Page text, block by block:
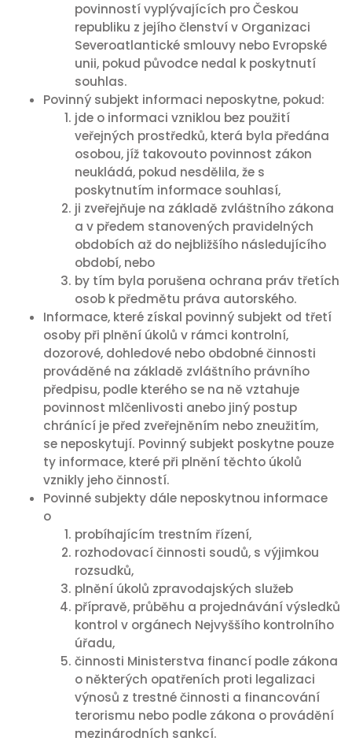
povinností vyplývajících pro Českou
republiku z jejího členství v Organizaci
Severoatlantické smlouvy nebo Evropské
unii, pokud původce nedal k poskytnutí
souhlas.
Povinný subjekt informaci neposkytne, pokud:
jde o informaci vzniklou bez použití
veřejných prostředků, která byla předána
osobou, jíž takovouto povinnost zákon
neukládá, pokud nesdělila, že s
poskytnutím informace souhlasí,
ji zveřejňuje na základě zvláštního zákona
a v předem stanovených pravidelných
obdobích až do nejbližšího následujícího
období, nebo
by tím byla porušena ochrana práv třetích
osob k předmětu práva autorského.
Informace, které získal povinný subjekt od třetí
osoby při plnění úkolů v rámci kontrolní,
dozorové, dohledové nebo obdobné činnosti
prováděné na základě zvláštního právního
předpisu, podle kterého se na ně vztahuje
povinnost mlčenlivosti anebo jiný postup
chránící je před zveřejněním nebo zneužitím,
se neposkytují. Povinný subjekt poskytne pouze
ty informace, které při plnění těchto úkolů
vznikly jeho činností.
Povinné subjekty dále neposkytnou informace
o
probíhajícím trestním řízení,
rozhodovací činnosti soudů, s výjimkou
rozsudků,
plnění úkolů zpravodajských služeb
přípravě, průběhu a projednávání výsledků
kontrol v orgánech Nejvyššího kontrolního
úřadu,
činnosti Ministerstva financí podle zákona
o některých opatřeních proti legalizaci
výnosů z trestné činnosti a financování
terorismu nebo podle zákona o provádění
mezinárodních sankcí.